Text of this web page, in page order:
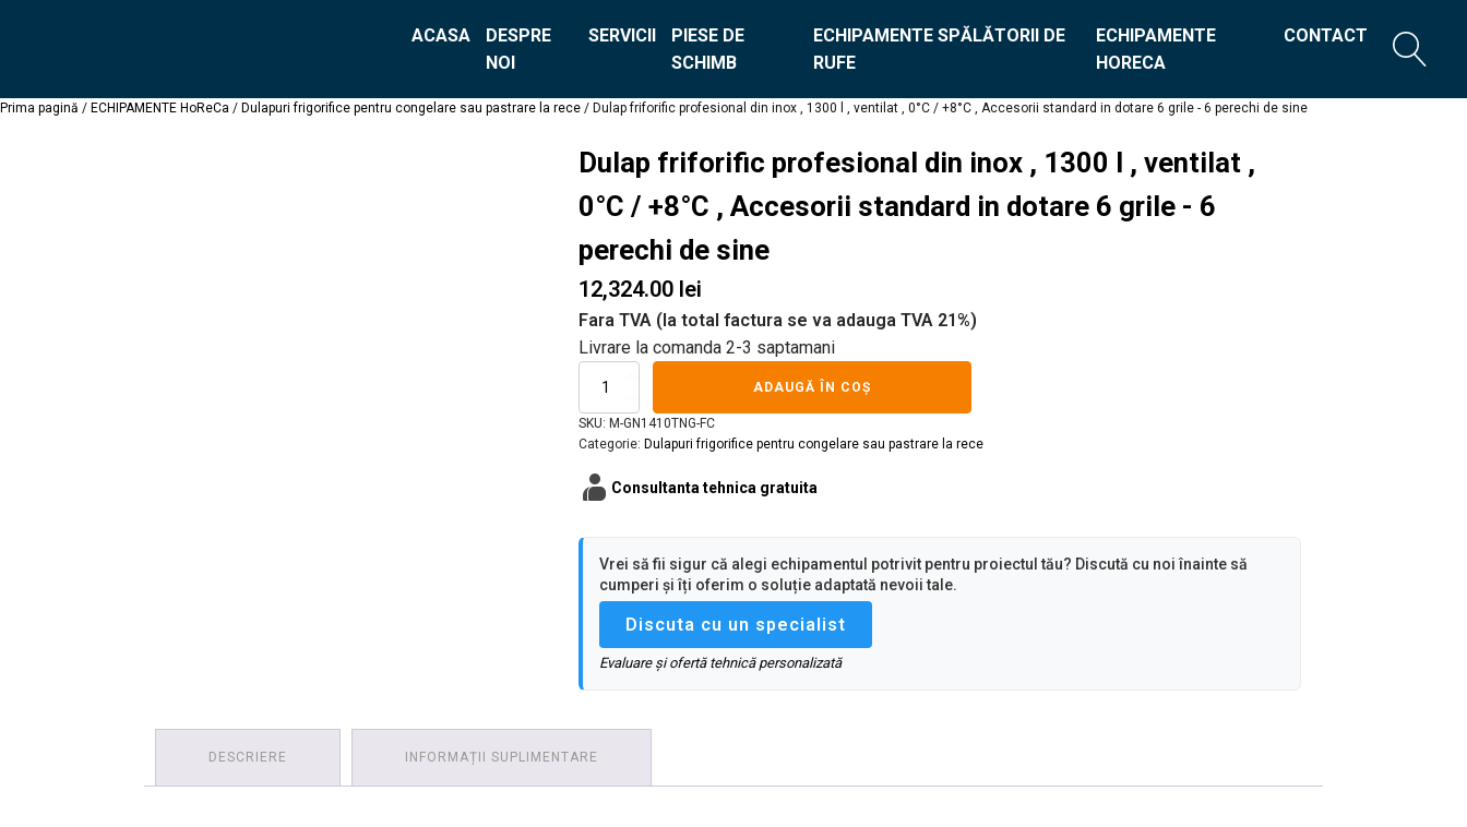
ACASA
DESPRE
NOI
SERVICII
PIESE DE
SCHIMB
ECHIPAMENTE SPĂLĂTORII DE
RUFE
ECHIPAMENTE
HORECA
CONTACT
Prima pagină / ECHIPAMENTE HoReCa / Dulapuri frigorifice pentru congelare sau pastrare la rece / Dulap friforific profesional din inox , 1300 l , ventilat , 0°C / +8°C , Accesorii standard in dotare 6 grile - 6 perechi de sine
Dulap friforific profesional din inox , 1300 l , ventilat ,
0°C / +8°C , Accesorii standard in dotare 6 grile - 6
perechi de sine
12,324.00 lei
Fara TVA (la total factura se va adauga TVA 21%)
Livrare la comanda 2-3 saptamani
Cantitate
friforific
profesional
inox
l
ventilat
+8°C
,
standard
in
ADAUGĂ ÎN COȘ
SKU: M-GN1410TNG-FC
Categorie: Dulapuri frigorifice pentru congelare sau pastrare la rece
contacts_product Consultanta tehnica gratuita
Vrei să fii sigur că alegi echipamentul potrivit pentru proiectul tău? Discută cu noi înainte să
cumperi și îți oferim o soluție adaptată nevoii tale.
Discuta cu un specialist
Evaluare și ofertă tehnică personalizată
DESCRIERE INFORMAȚII SUPLIMENTARE